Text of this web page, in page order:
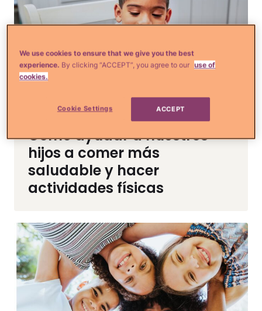
Cómo ayudar a nuestros
hijos a comer más
saludable y hacer
actividades físicas
We use cookies to ensure that we give you the best
experience. By clicking “ACCEPT”, you agree to our use of
cookies.
Cookie Settings ACCEPT